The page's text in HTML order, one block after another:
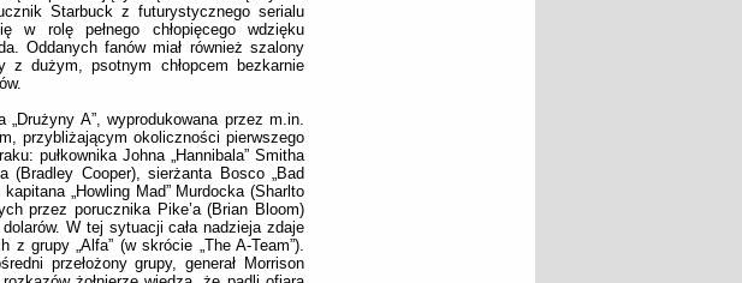
Starbuck z futurystycznego serialu
w rolę pełnego chłopięcego wdzięku
Oddanych fanów miał również szalony
z dużym, psotnym chłopcem bezkarnie
„Drużyny A”, wyprodukowana przez m.in.
przybliżającym okoliczności pierwszego
pułkownika Johna „Hannibala” Smitha
(Bradley Cooper), sierżanta Bosco „Bad
„Howling Mad” Murdocka (Sharlto
przez porucznika Pike’a (Brian Bloom)
W tej sytuacji cała nadzieja zdaje
grupy „Alfa” (w skrócie „The A-Team”).
przełożony grupy, generał Morrison